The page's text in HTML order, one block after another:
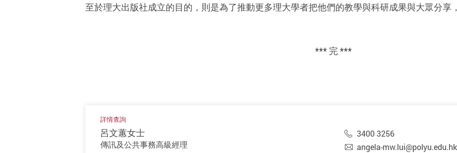
至於理大出版社成立的目的，則是為了推動更多理大學者把他們的教學與科研成果與大眾分享
*** 完 ***
詳情查詢
呂文蕙女士
傳訊及公共事務高級經理
3400 3256
angela-mw.lui@polyu.edu.hk